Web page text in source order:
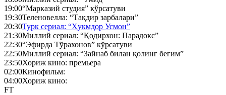
19:00“Марказий студия” кўрсатуви
19:30Теленовелла: “Тақдир зарбалари”
20:30Турк сериал: “Ҳукмдор Усмон”
21:30Миллий сериал: “Қодирхон: Парадокс”
22:30“Эфирда Тўрахонов” кўрсатуви
22:50Миллий сериал: “Зайнаб билан қолинг бегим”
23:50Хориж кино: премьера
02:00Кинофильм:
04:00Хориж кино:
FT